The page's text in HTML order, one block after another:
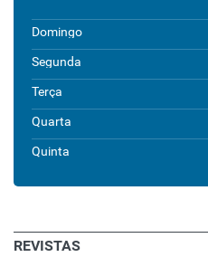
Domingo
Segunda
Terça
Quarta
Quinta
REVISTAS